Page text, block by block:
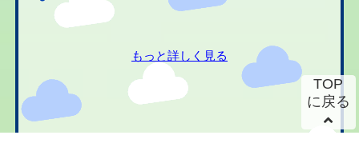
もっと詳しく見る
TOP
に戻る